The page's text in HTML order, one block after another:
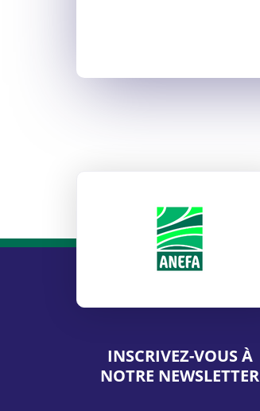
INSCRIVEZ-VOUS À
NOTRE NEWSLETTER